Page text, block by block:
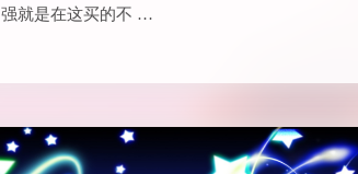
强就是在这买的不 …